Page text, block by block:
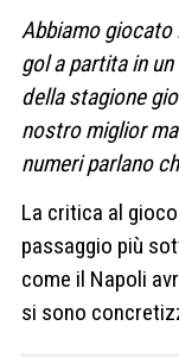
Abbiamo giocato
gol a partita in
della stagione
nostro miglior
numeri parlano
La critica al gioco
passaggio più
come il Napoli
si sono